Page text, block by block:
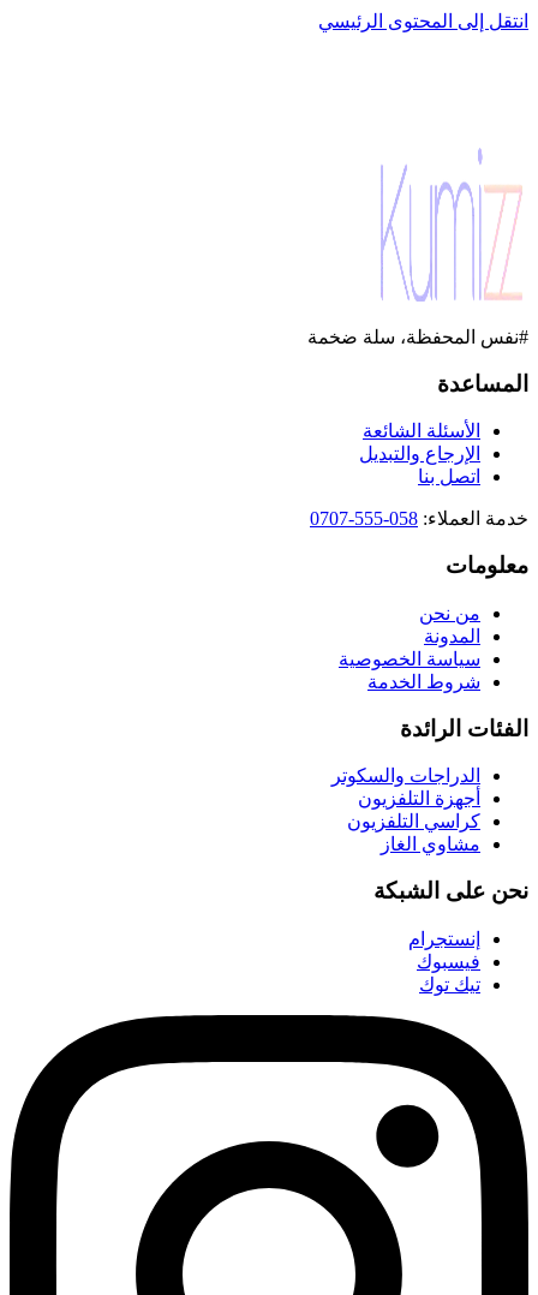
انتقل إلى المحتوى الرئيسي
#نفس المحفظة، سلة ضخمة
المساعدة
الأسئلة الشائعة
الإرجاع والتبديل
اتصل بنا
خدمة العملاء:
058-555-0707
معلومات
من نحن
المدونة
سياسة الخصوصية
شروط الخدمة
الفئات الرائدة
الدراجات والسكوتر
أجهزة التلفزيون
كراسي التلفزيون
مشاوي الغاز
نحن على الشبكة
إنستجرام
فيسبوك
تيك توك